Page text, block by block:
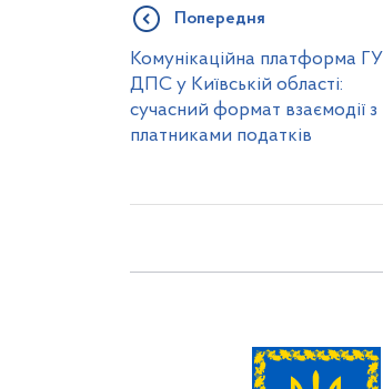
Попередня
Комунікаційна платформа ГУ
ДПС у Київській області:
сучасний формат взаємодії з
платниками податків